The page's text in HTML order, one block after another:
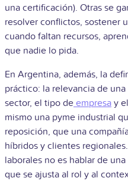
una certificación). Otras se
resolver conflictos, sostener
cuando faltan recursos,
que nadie lo pida.
En Argentina, además, la
práctico: la relevancia de
sector, el tipo de empresa y
mismo una pyme industrial
reposición, que una
híbridos y clientes
laborales no es hablar de
que se ajusta al rol y al